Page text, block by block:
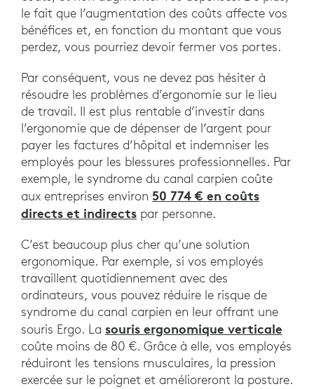
le fait que l’augmentation des coûts affecte vos
bénéfices et, en fonction du montant que vous
perdez, vous pourriez devoir fermer vos portes.
Par conséquent, vous ne devez pas hésiter à
résoudre les problèmes d’ergonomie sur le lieu
de travail. Il est plus rentable d’investir dans
l’ergonomie que de dépenser de l’argent pour
payer les factures d’hôpital et indemniser les
employés pour les blessures professionnelles. Par
exemple, le syndrome du canal carpien coûte
aux entreprises environ 50 774 € en coûts
directs et indirects par personne.
C’est beaucoup plus cher qu’une solution
ergonomique. Par exemple, si vos employés
travaillent quotidiennement avec des
ordinateurs, vous pouvez réduire le risque de
syndrome du canal carpien en leur offrant une
souris Ergo. La souris ergonomique verticale
coûte moins de 80 €. Grâce à elle, vos employés
réduiront les tensions musculaires, la pression
exercée sur le poignet et amélioreront la posture.